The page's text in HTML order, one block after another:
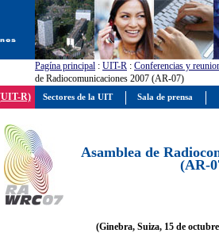
Pagína principal : UIT-R : Conferencias y
de Radiocomunicaciones 2007 (AR-07)
R)
Asamblea de
(AR-
(Ginebra, Suiza, 15 de
Sectores de la UIT Sala de prensa